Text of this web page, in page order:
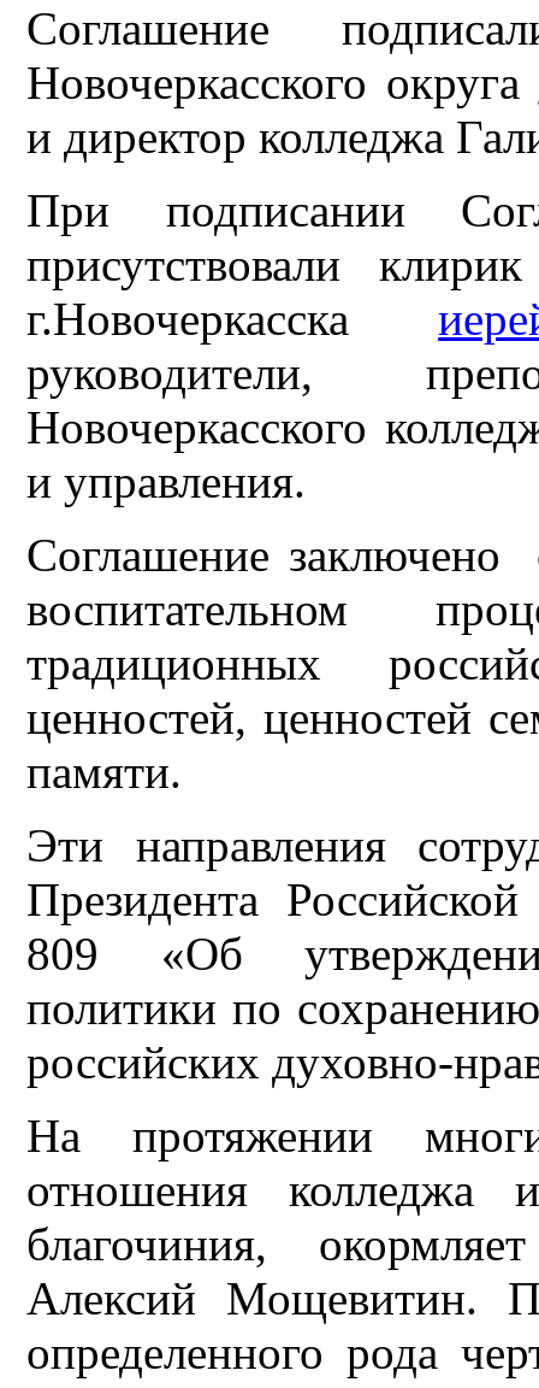
Соглашение
Новочеркасского округа
и директор колледжа
При подписании
присутствовали
г.Новочеркасска
руководители,
Новочеркасского
и управления.
Соглашение заключено
воспитательном
традиционных
ценностей, ценностей
памяти.
Эти направления
Президента
809 «Об
политики по
российских духовно-
На протяжении
отношения колледжа
благочиния,
Алексий Мощевитин.
определенного рода